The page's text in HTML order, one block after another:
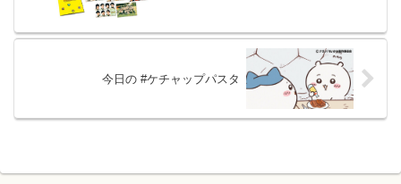
今日の #ケチャップパスタ